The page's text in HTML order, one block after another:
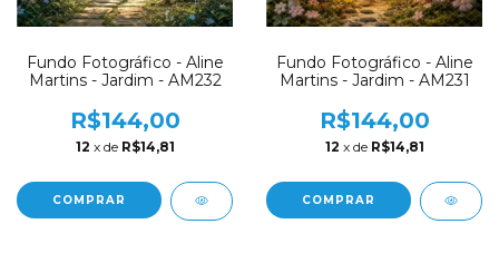
Fundo Fotográfico - Aline
Martins - Jardim - AM232
R$144,00
12 x de R$14,81
COMPRAR
Fundo Fotográfico - Aline
Martins - Jardim - AM231
R$144,00
12 x de R$14,81
COMPRAR